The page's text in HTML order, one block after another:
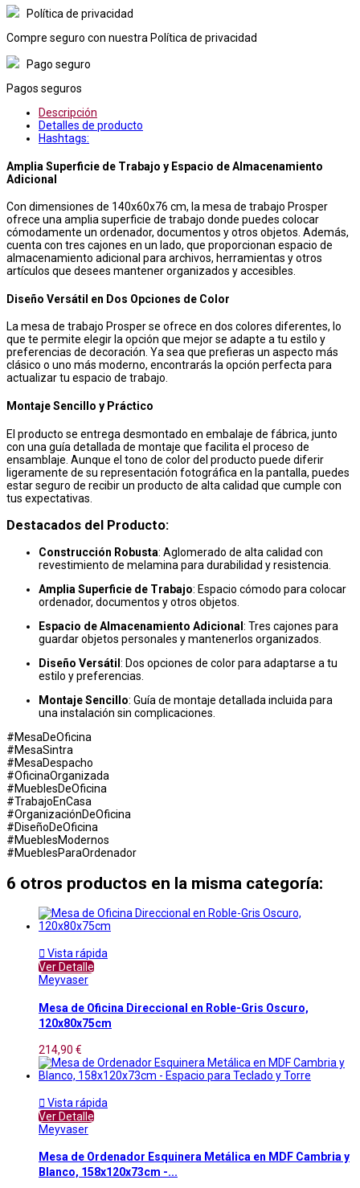
Política de privacidad
Compre seguro con nuestra Política de privacidad
Pago seguro
Pagos seguros
Descripción
Detalles de producto
Hashtags:
Amplia Superficie de Trabajo y Espacio de Almacenamiento
Adicional
Con dimensiones de 140x60x76 cm, la mesa de trabajo Prosper
ofrece una amplia superficie de trabajo donde puedes colocar
cómodamente un ordenador, documentos y otros objetos. Además,
cuenta con tres cajones en un lado, que proporcionan espacio de
almacenamiento adicional para archivos, herramientas y otros
artículos que desees mantener organizados y accesibles.
Diseño Versátil en Dos Opciones de Color
La mesa de trabajo Prosper se ofrece en dos colores diferentes, lo
que te permite elegir la opción que mejor se adapte a tu estilo y
preferencias de decoración. Ya sea que prefieras un aspecto más
clásico o uno más moderno, encontrarás la opción perfecta para
actualizar tu espacio de trabajo.
Montaje Sencillo y Práctico
El producto se entrega desmontado en embalaje de fábrica, junto
con una guía detallada de montaje que facilita el proceso de
ensamblaje. Aunque el tono de color del producto puede diferir
ligeramente de su representación fotográfica en la pantalla, puedes
estar seguro de recibir un producto de alta calidad que cumple con
tus expectativas.
Destacados del Producto:
Construcción Robusta: Aglomerado de alta calidad con
revestimiento de melamina para durabilidad y resistencia.
Amplia Superficie de Trabajo: Espacio cómodo para colocar
ordenador, documentos y otros objetos.
Espacio de Almacenamiento Adicional : Tres cajones para
guardar objetos personales y mantenerlos organizados.
Diseño Versátil : Dos opciones de color para adaptarse a tu
estilo y preferencias.
Montaje Sencillo: Guía de montaje detallada incluida para
una instalación sin complicaciones.
#MesaDeOficina
#MesaSintra
#MesaDespacho
#OficinaOrganizada
#MueblesDeOficina
#TrabajoEnCasa
#OrganizaciónDeOficina
#DiseñoDeOficina
#MueblesModernos
#MueblesParaOrdenador
6 otros productos en la misma categoría:
 Vista rápida
Ver Detalle
Meyvaser
Mesa de Oficina Direccional en Roble-Gris Oscuro,
120x80x75cm
214,90 €
 Vista rápida
Ver Detalle
Meyvaser
Mesa de Ordenador Esquinera Metálica en MDF Cambria y
Blanco, 158x120x73cm -...